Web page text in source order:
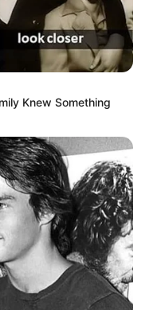
Knew Something